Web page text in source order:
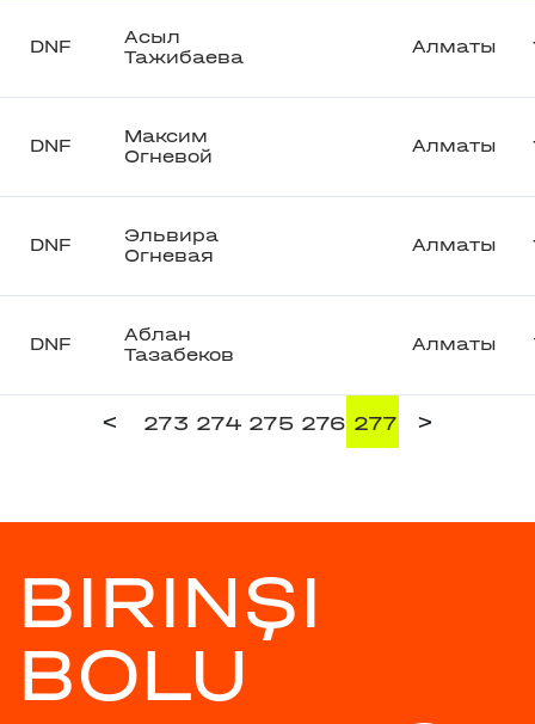
DNF
Асыл
Тажибаева
Алматы
DNF
Максим
Огневой
Алматы
DNF
Эльвира
Огневая
Алматы
DNF
Аблан
Тазабеков
Алматы
< 273 274 275 276 277 >
BIRINŞI
BOLU